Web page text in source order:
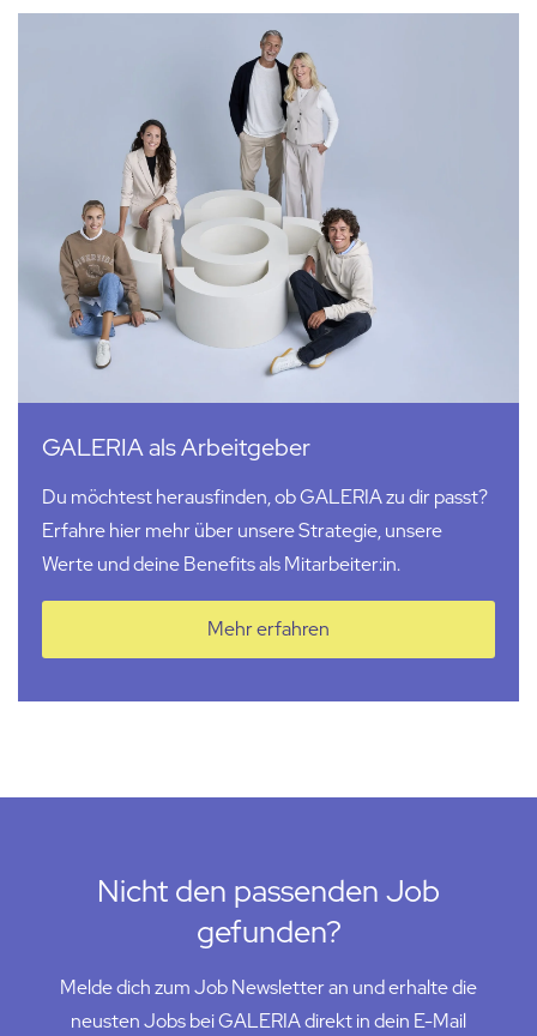
GALERIA als Arbeitgeber
Du möchtest herausfinden, ob GALERIA zu dir passt?
Erfahre hier mehr über unsere Strategie, unsere
Werte und deine Benefits als Mitarbeiter:in.
Mehr erfahren
Nicht den passenden Job
gefunden?
Melde dich zum Job Newsletter an und erhalte die
neusten Jobs bei GALERIA direkt in dein E-Mail